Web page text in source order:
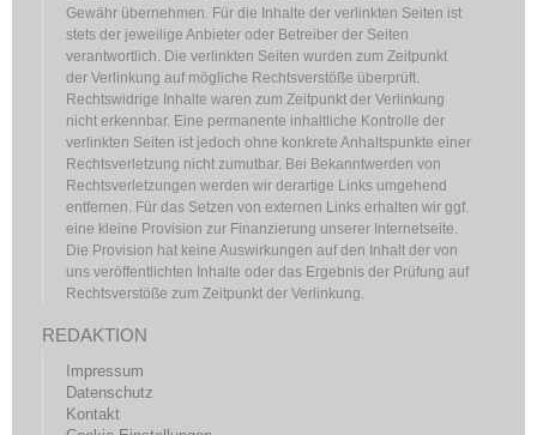
Gewähr übernehmen. Für die Inhalte der verlinkten Seiten ist
stets der jeweilige Anbieter oder Betreiber der Seiten
verantwortlich. Die verlinkten Seiten wurden zum Zeitpunkt
der Verlinkung auf mögliche Rechtsverstöße überprüft.
Rechtswidrige Inhalte waren zum Zeitpunkt der Verlinkung
nicht erkennbar. Eine permanente inhaltliche Kontrolle der
verlinkten Seiten ist jedoch ohne konkrete Anhaltspunkte einer
Rechtsverletzung nicht zumutbar. Bei Bekanntwerden von
Rechtsverletzungen werden wir derartige Links umgehend
entfernen. Für das Setzen von externen Links erhalten wir ggf.
eine kleine Provision zur Finanzierung unserer Internetseite.
Die Provision hat keine Auswirkungen auf den Inhalt der von
uns veröffentlichten Inhalte oder das Ergebnis der Prüfung auf
Rechtsverstöße zum Zeitpunkt der Verlinkung.
REDAKTION
Impressum
Datenschutz
Kontakt